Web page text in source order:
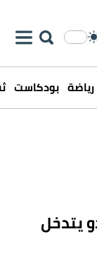
رياضة بودكاست
يتدخل